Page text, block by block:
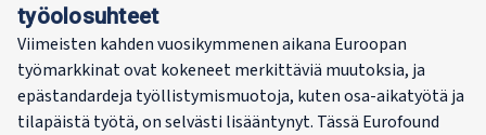
työolosuhteet
Viimeisten kahden vuosikymmenen aikana Euroopan
työmarkkinat ovat kokeneet merkittäviä muutoksia, ja
epästandardeja työllistymismuotoja, kuten osa-aikatyötä ja
tilapäistä työtä, on selvästi lisääntynyt. Tässä Eurofound